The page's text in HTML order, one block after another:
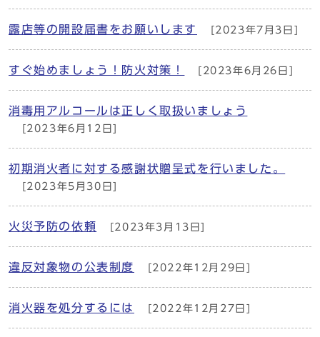
露店等の開設届書をお願いします [2023年7月3日]
すぐ始めましょう！防火対策！ [2023年6月26日]
消毒用アルコールは正しく取扱いましょう
[2023年6月12日]
初期消火者に対する感謝状贈呈式を行いました。
[2023年5月30日]
火災予防の依頼 [2023年3月13日]
違反対象物の公表制度 [2022年12月29日]
消火器を処分するには [2022年12月27日]